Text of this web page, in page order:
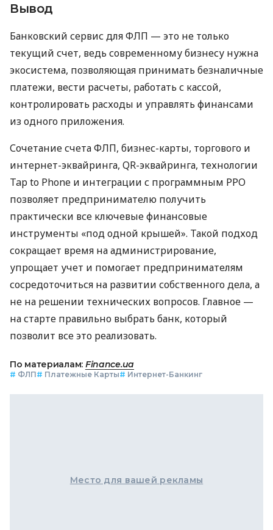
Вывод
Банковский сервис для ФЛП — это не только
текущий счет, ведь современному бизнесу нужна
экосистема, позволяющая принимать безналичные
платежи, вести расчеты, работать с кассой,
контролировать расходы и управлять финансами
из одного приложения.
Сочетание счета ФЛП, бизнес-карты, торгового и
интернет-эквайринга, QR-эквайринга, технологии
Tap to Phone и интеграции с программным РРО
позволяет предпринимателю получить
практически все ключевые финансовые
инструменты «под одной крышей». Такой подход
сокращает время на администрирование,
упрощает учет и помогает предпринимателям
сосредоточиться на развитии собственного дела, а
не на решении технических вопросов. Главное —
на старте правильно выбрать банк, который
позволит все это реализовать.
По материалам: Finance.ua
# ФЛП# Платежные Карты# Интернет-Банкинг
Место для вашей рекламы